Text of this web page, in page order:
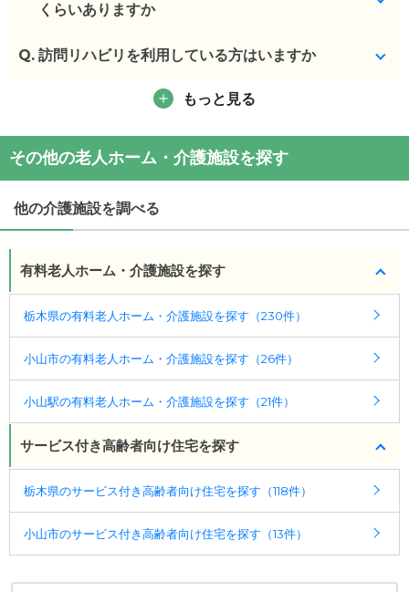
くらいありますか
お食事の時間に交流しております。
(回答者: 施設担当者,回答日: 2024/04/08)
Q. 訪問リハビリを利用している方はいますか
一部いらっしゃいます。
(回答者: 施設担当者,回答日: 2024/04/08)
もっと見る
その他の老人ホーム・介護施設を探す
他の介護施設を調べる
有料老人ホーム・介護施設を探す
栃木県の有料老人ホーム・介護施設を探す（230件）
小山市の有料老人ホーム・介護施設を探す（26件）
小山駅の有料老人ホーム・介護施設を探す（21件）
サービス付き高齢者向け住宅を探す
栃木県のサービス付き高齢者向け住宅を探す（118件）
小山市のサービス付き高齢者向け住宅を探す（13件）